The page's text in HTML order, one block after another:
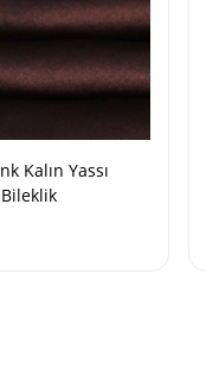
Kalın Yassı